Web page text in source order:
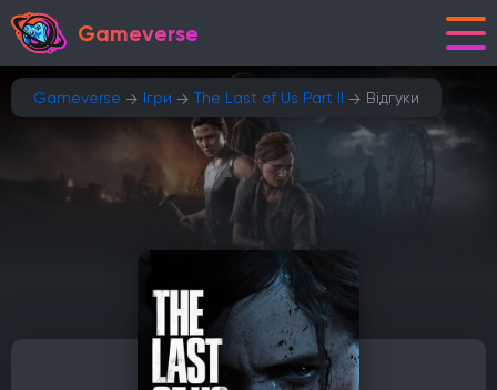
Gameverse
Gameverse Ігри The Last of Us Part II Відгуки